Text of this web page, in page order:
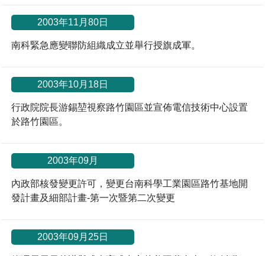
2003年11月80日
南科緊急應變聯防組織成立並舉行授旗成軍。
2003年10月18日
行政院院長游錫堃視察路竹園區並宣佈電信技術中心設置
於路竹園區。
2003年09月
內政部核發變更許可，變更台南科學工業園區路竹基地開
發計畫及細部計畫-第一次暨第二次變更
2003年09月25日